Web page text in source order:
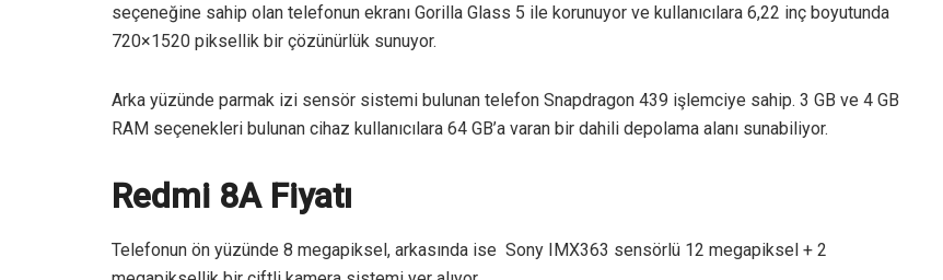
seçeneğine sahip olan telefonun ekranı Gorilla Glass 5 ile korunuyor ve kullanıcılara 6,22 inç boyutunda
720×1520 piksellik bir çözünürlük sunuyor.
Arka yüzünde parmak izi sensör sistemi bulunan telefon Snapdragon 439 işlemciye sahip. 3 GB ve 4 GB
RAM seçenekleri bulunan cihaz kullanıcılara 64 GB’a varan bir dahili depolama alanı sunabiliyor.
Redmi 8A Fiyatı
Telefonun ön yüzünde 8 megapiksel, arkasında ise Sony IMX363 sensörlü 12 megapiksel + 2